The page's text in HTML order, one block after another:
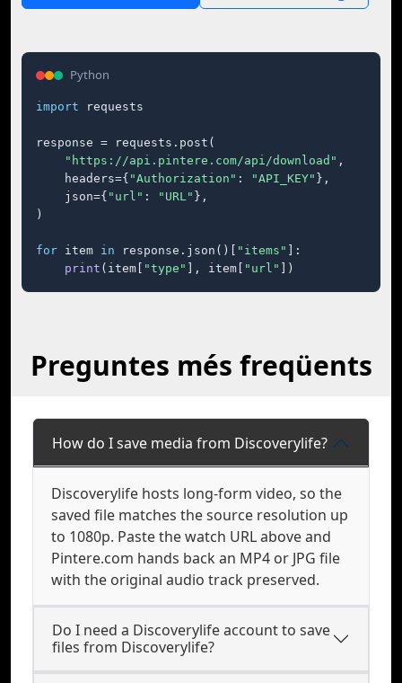
Python
import requests
response = requests.post(
"https://api.pintere.com/api/download" ,
    headers={
"Authorization" : "API_KEY" },
    json={
"url" : "URL" },
)
for item in response.json()[ "items"
]:
print (item[ "type" ], item[ "url" ])
Preguntes més freqüents
How do I save media from Discoverylife?
Discoverylife hosts long-form video, so the
saved file matches the source resolution up
to 1080p. Paste the watch URL above and
Pintere.com hands back an MP4 or JPG file
with the original audio track preserved.
Do I need a Discoverylife account to save
files from Discoverylife?